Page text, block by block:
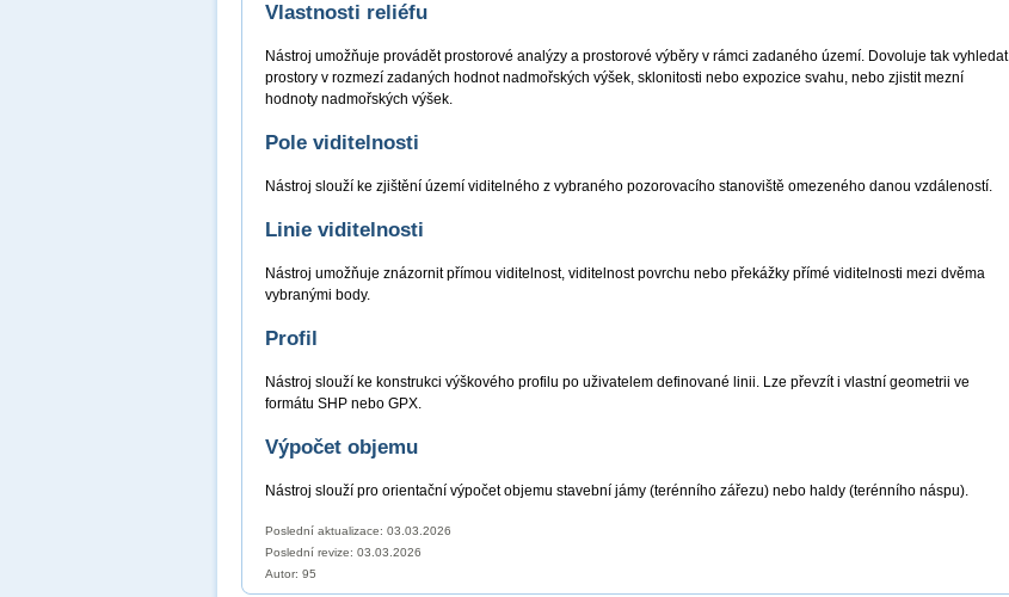
Vlastnosti reliéfu
Nástroj umožňuje provádět prostorové analýzy a prostorové výběry v rámci zadaného území. Dovoluje tak vyhledat
prostory v rozmezí zadaných hodnot nadmořských výšek, sklonitosti nebo expozice svahu, nebo zjistit mezní
hodnoty nadmořských výšek.
Pole viditelnosti
Nástroj slouží ke zjištění území viditelného z vybraného pozorovacího stanoviště omezeného danou vzdáleností.
Linie viditelnosti
Nástroj umožňuje znázornit přímou viditelnost, viditelnost povrchu nebo překážky přímé viditelnosti mezi dvěma
vybranými body.
Profil
Nástroj slouží ke konstrukci výškového profilu po uživatelem definované linii. Lze převzít i vlastní geometrii ve
formátu SHP nebo GPX.
Výpočet objemu
Nástroj slouží pro orientační výpočet objemu stavební jámy (terénního zářezu) nebo haldy (terénního náspu).
Poslední aktualizace: 03.03.2026
Poslední revize: 03.03.2026
Autor: 95